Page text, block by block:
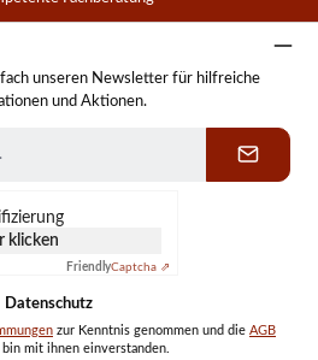
unseren Newsletter für hilfreiche
und Aktionen.
klicken
FriendlyCaptcha ⇗
Datenschutz
zur Kenntnis genommen und die AGB
mit ihnen einverstanden.